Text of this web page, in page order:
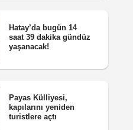
Hatay’da bugün 14
saat 39 dakika gündüz
yaşanacak!
Payas Külliyesi,
kapılarını yeniden
turistlere açtı